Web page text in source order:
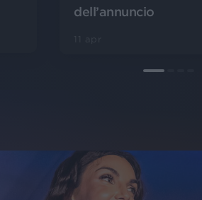
dell’annuncio